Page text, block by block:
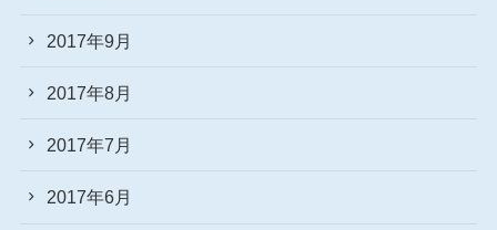
2017年9月
2017年8月
2017年7月
2017年6月